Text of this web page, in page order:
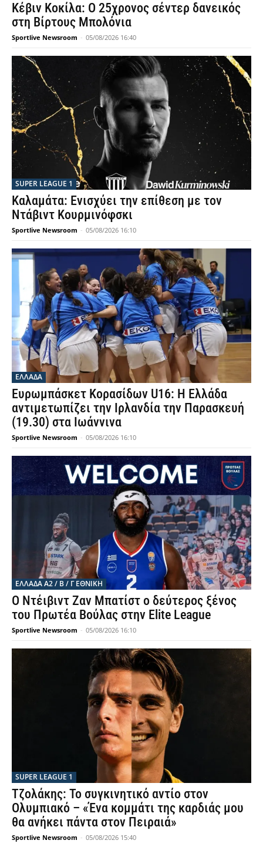
Κέβιν Κοκίλα: Ο 25χρονος σέντερ δανεικός
στη Βίρτους Μπολόνια
Sportlive Newsroom - 05/08/2026 16:40
SUPER LEAGUE 1
Καλαμάτα: Ενισχύει την επίθεση με τον
Ντάβιντ Κουρμινόφσκι
Sportlive Newsroom - 05/08/2026 16:10
ΕΛΛΑΔΑ
Ευρωμπάσκετ Κορασίδων U16: Η Ελλάδα
αντιμετωπίζει την Ιρλανδία την Παρασκευή
(19.30) στα Ιωάννινα
Sportlive Newsroom - 05/08/2026 16:10
ΕΛΛΆΔΑ Α2 / Β / Γ ΕΘΝΙΚΉ
Ο Ντέιβιντ Ζαν Μπατίστ ο δεύτερος ξένος
του Πρωτέα Βούλας στην Elite League
Sportlive Newsroom - 05/08/2026 16:10
SUPER LEAGUE 1
Τζολάκης: Το συγκινητικό αντίο στον
Ολυμπιακό – «Ένα κομμάτι της καρδιάς μου
θα ανήκει πάντα στον Πειραιά»
Sportlive Newsroom - 05/08/2026 15:40